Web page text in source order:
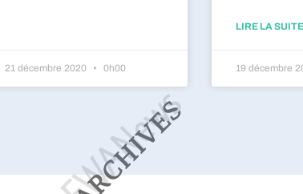
21 décembre 2020 0h00
LIRE LA
19 décembre